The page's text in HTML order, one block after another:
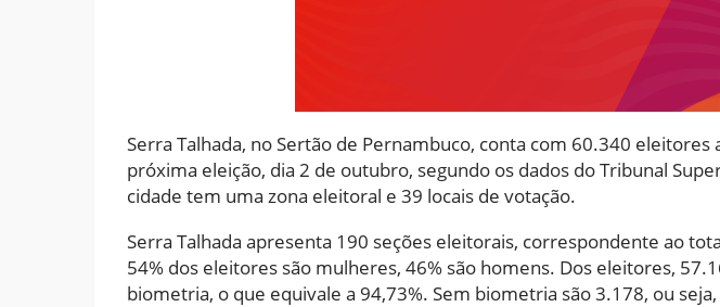
Serra Talhada, no Sertão de Pernambuco, conta com 60.340 eleitores
próxima eleição, dia 2 de outubro, segundo os dados do Tribunal
cidade tem uma zona eleitoral e 39 locais de votação.
Serra Talhada apresenta 190 seções eleitorais, correspondente ao
54% dos eleitores são mulheres, 46% são homens. Dos eleitores,
biometria, o que equivale a 94,73%. Sem biometria são 3.178, ou seja,